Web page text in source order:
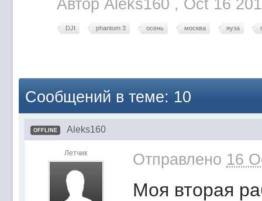
Автор Aleks160 , Oct 16
DJI phantom 3 осень москва яуза
Сообщений в теме: 10
OFFLINE Aleks160
Летчик Отправлено 16
Моя вторая